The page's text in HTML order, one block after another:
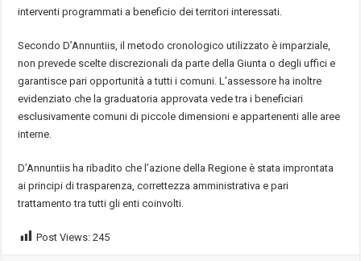
interventi programmati a beneficio dei territori interessati.
Secondo D’Annuntiis, il metodo cronologico utilizzato è imparziale,
non prevede scelte discrezionali da parte della Giunta o degli uffici e
garantisce pari opportunità a tutti i comuni. L’assessore ha inoltre
evidenziato che la graduatoria approvata vede tra i beneficiari
esclusivamente comuni di piccole dimensioni e appartenenti alle aree
interne.
D’Annuntiis ha ribadito che l’azione della Regione è stata improntata
ai principi di trasparenza, correttezza amministrativa e pari
trattamento tra tutti gli enti coinvolti.
Post Views: 245